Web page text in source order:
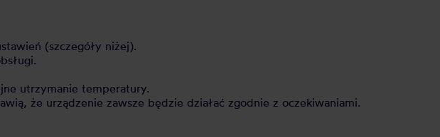
(szczegóły niżej).
utrzymanie temperatury.
że urządzenie zawsze będzie działać zgodnie z oczekiwaniami.